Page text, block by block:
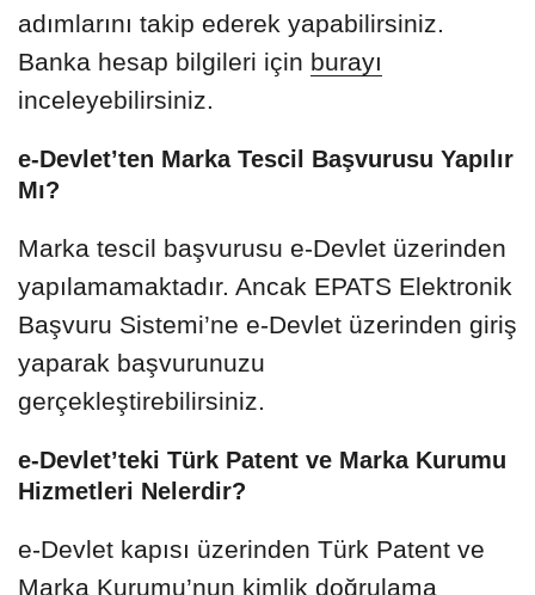
adımlarını takip ederek yapabilirsiniz.
Banka hesap bilgileri için burayı
inceleyebilirsiniz.
e-Devlet’ten Marka Tescil Başvurusu Yapılır
Mı?
Marka tescil başvurusu e-Devlet üzerinden
yapılamamaktadır. Ancak EPATS Elektronik
Başvuru Sistemi’ne e-Devlet üzerinden giriş
yaparak başvurunuzu
gerçekleştirebilirsiniz.
e-Devlet’teki Türk Patent ve Marka Kurumu
Hizmetleri Nelerdir?
e-Devlet kapısı üzerinden Türk Patent ve
Marka Kurumu’nun kimlik doğrulama